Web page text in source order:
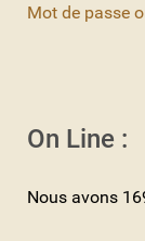
Mot de passe
On Line :
Nous avons